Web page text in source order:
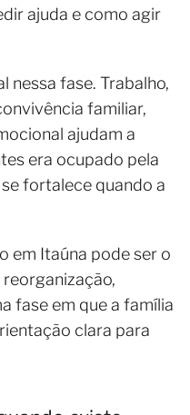
ajuda e como agir
nessa fase. Trabalho,
familiar,
ajudam a
era ocupado pela
fortalece quando a
em Itaúna pode ser o
fase em que a família
clara para